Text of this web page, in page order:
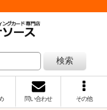
検索
問い合わせ その他